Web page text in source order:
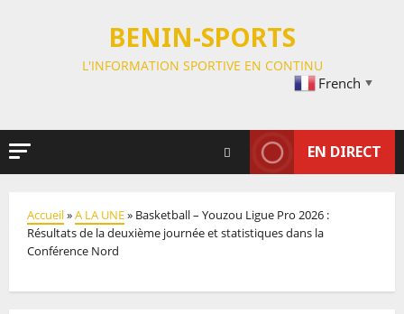
BENIN-SPORTS
L'INFORMATION SPORTIVE EN CONTINU
French ▼
EN DIRECT
Accueil»A LA UNE» Basketball – Youzou Ligue Pro 2026 :
Résultats de la deuxième journée et statistiques dans la
Conférence Nord